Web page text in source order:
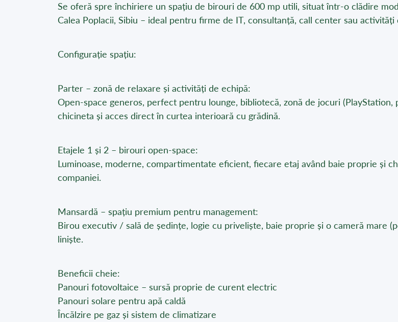
Se oferă spre închiriere un spațiu de birouri de 600 mp utili, situat într-o clădire
Calea Poplacii, Sibiu – ideal pentru firme de IT, consultanță, call center sau activități
Configurație spațiu:
Parter – zonă de relaxare și activități de echipă:
Open-space generos, perfect pentru lounge, bibliotecă, zonă de jocuri
chicineta și acces direct în curtea interioară cu grădină.
Etajele 1 și 2 – birouri open-space:
Luminoase, moderne, compartimentate eficient, fiecare etaj având baie proprie și
companiei.
Mansardă – spațiu premium pentru management:
Birou executiv / sală de ședințe, logie cu priveliște, baie proprie și o cameră mare
liniște.
Beneficii cheie:
Panouri fotovoltaice – sursă proprie de curent electric
Panouri solare pentru apă caldă
Încălzire pe gaz și sistem de climatizare